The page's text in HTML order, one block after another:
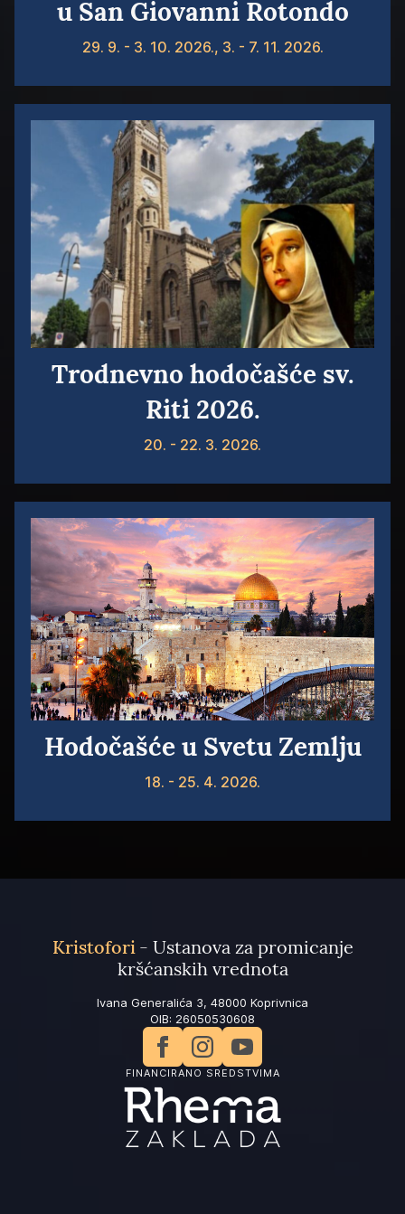
u San Giovanni Rotondo
29. 9. - 3. 10. 2026., 3. - 7. 11. 2026.
Trodnevno hodočašće sv.
Riti 2026.
20. - 22. 3. 2026.
Hodočašće u Svetu Zemlju
18. - 25. 4. 2026.
Kristofori - Ustanova za promicanje
kršćanskih vrednota
Ivana Generalića 3, 48000 Koprivnica
OIB: 26050530608
FINANCIRANO SREDSTVIMA